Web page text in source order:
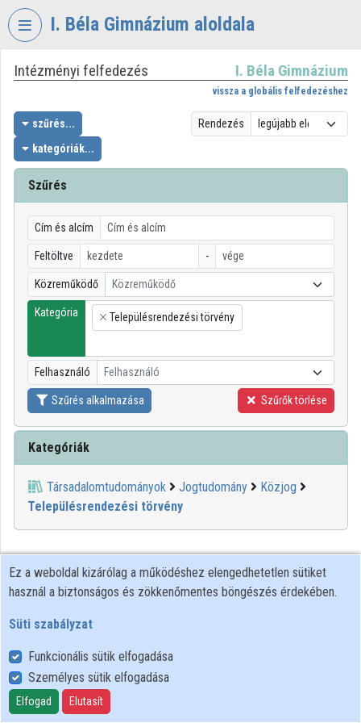
Fejléc kihagyása
I. Béla Gimnázium aloldala
VIDEOTORIUM
BÉLA
GIMNÁZIUM
Intézményi kezdőlap
Bejelentkezés
Intézményi felfedezés
Kategóriák
Intézményi listák
Intézmények
Közreműködők
Intézményi felfedezés I. Béla Gimnázium
vissza a globális felfedezéshez
szűrés...
kategóriák...
Rendezés
Szűrés
Cím és alcím
Feltöltve -
Közreműködő Közreműködő
Kategória
×
Településrendezési törvény
Felhasználó Felhasználó
Szűrés alkalmazása Szűrők törlése
Kategóriák
Társadalomtudományok Jogtudomány
Közjog
Településrendezési törvény
Felhasználói szabályzat
Adatkezelési tájékoztató
Süti szabályzat
Ez a weboldal kizárólag a működéshez elengedhetetlen sütiket
használ a biztonságos és zökkenőmentes böngészés érdekében.
Süti szabályzat
Funkcionális sütik elfogadása
Személyes sütik elfogadása
Elfogad Elutasít